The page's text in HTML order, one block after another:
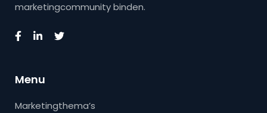
marketingcommunity binden.
Menu
Marketingthema’s